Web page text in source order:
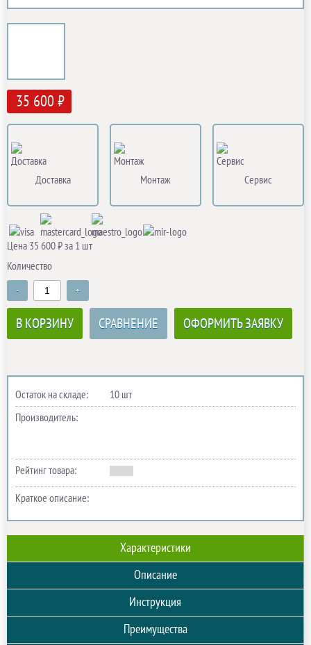
35 600 ₽
Доставка Монтаж Сервис
Цена 35 600 ₽ за 1 шт
Количество
- +
В КОРЗИНУ СРАВНЕНИЕ ОФОРМИТЬ ЗАЯВКУ
Остаток на складе:
10 шт
Производитель:
Рейтинг товара:
Краткое описание:
Характеристики
Описание
Инструкция
Преимущества